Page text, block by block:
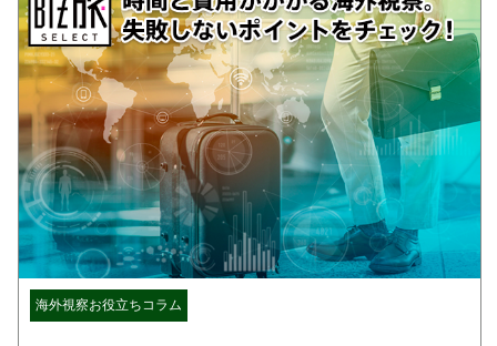
海外視察お役立ちコラム